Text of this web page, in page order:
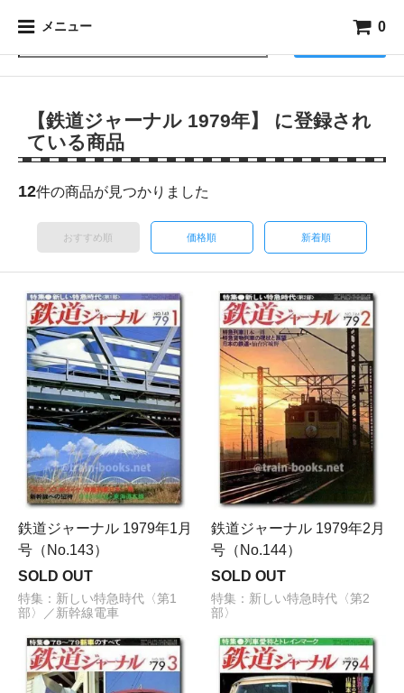
メニュー 0
【鉄道ジャーナル 1979年】 に登録され
ている商品
12件の商品が見つかりました
おすすめ順 価格順 新着順
鉄道ジャーナル 1979年1月
号（No.143）
SOLD OUT
特集：新しい特急時代〈第1
部〉／新幹線電車
鉄道ジャーナル 1979年2月
号（No.144）
SOLD OUT
特集：新しい特急時代〈第2
部〉